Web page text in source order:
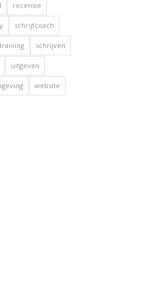
recensie
schrijfcoach
schrijven
uitgeven
website